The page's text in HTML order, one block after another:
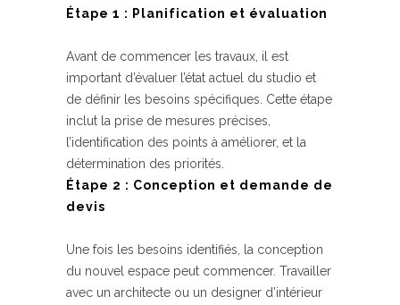
Étape 1 : Planification et évaluation
Avant de commencer les travaux, il est
important d’évaluer l’état actuel du studio et
de définir les besoins spécifiques. Cette étape
inclut la prise de mesures précises,
l’identification des points à améliorer, et la
détermination des priorités.
Étape 2 : Conception et demande de
devis
Une fois les besoins identifiés, la conception
du nouvel espace peut commencer. Travailler
avec un architecte ou un designer d’intérieur